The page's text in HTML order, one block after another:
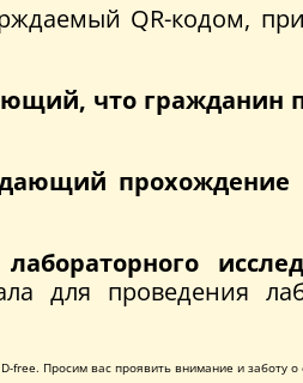
QR-кодом,
что гражданин
для проведения
free. Просим вас проявить внимание и заботу